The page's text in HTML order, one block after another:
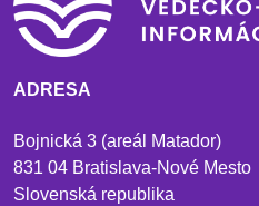
ADRESA
Bojnická 3 (areál Matador)
831 04 Bratislava-Nové Mesto
Slovenská republika